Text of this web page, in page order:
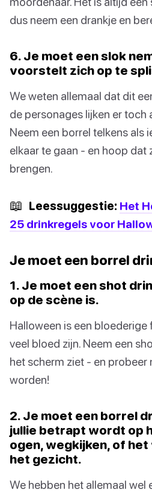
dus neem een drankje en
6. Je moet een slok
voorstelt zich op te
We weten allemaal dat dit
de personages lijken er toch
Neem een borrel telkens als
elkaar te gaan - en hoop dat
brengen.
📖 Leessuggestie: Het
25 drinkregels voor
Je moet een borrel
1. Je moet een shot
op de scène is.
Halloween is een bloederige
veel bloed zijn. Neem een
het scherm ziet - en probeer
worden!
2. Je moet een borrel
jullie betrapt wordt op
ogen, wegkijken, of
het gezicht.
We hebben het allemaal wel